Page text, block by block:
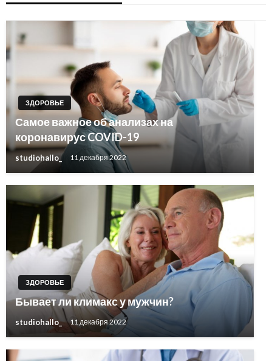
ЗДОРОВЬЕ
Самое важное об анализах на
коронавирус COVID-19
studiohallo_ 11 декабря 2022
ЗДОРОВЬЕ
Бывает ли климакс у мужчин?
studiohallo_ 11 декабря 2022